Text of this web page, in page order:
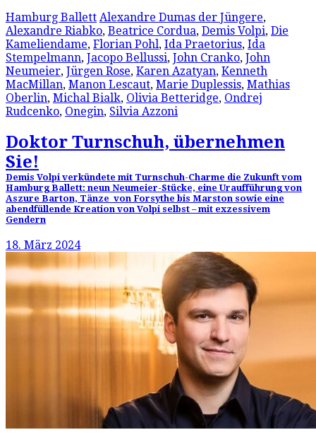
Hamburg Ballett Alexandre Dumas der Jüngere,
Alexandre Riabko, Beatrice Cordua, Demis Volpi, Die
Kameliendame, Florian Pohl, Ida Praetorius, Ida
Stempelmann, Jacopo Bellussi, John Cranko, John
Neumeier, Jürgen Rose, Karen Azatyan, Kenneth
MacMillan, Manon Lescaut, Marie Duplessis, Mathias
Oberlin, Michal Bialk, Olivia Betteridge, Ondrej
Rudcenko, Onegin, Silvia Azzoni
Doktor Turnschuh, übernehmen
Sie!
Demis Volpi verkündete mit Turnschuh-Charme die Zukunft vom
Hamburg Ballett: neun Neumeier-Stücke, eine Uraufführung von
Aszure Barton, Tänze von Forsythe bis Marston sowie eine
abendfüllende Kreation von Volpi selbst – mit exzessivem
Gendern
18. März 2024